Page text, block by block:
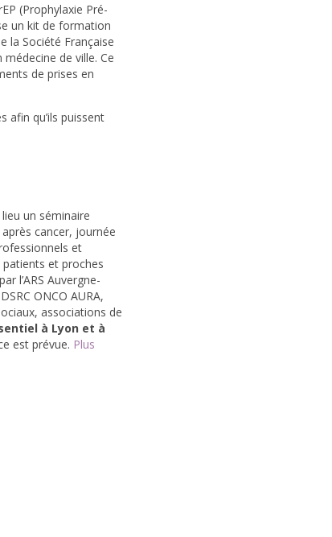
(Prophylaxie Pré-
un kit de formation
la Société Française
de ville. Ce
de prises en
afin qu’ils puissent
un séminaire
cancer, journée
et
et proches
l’ARS Auvergne-
ONCO AURA,
associations de
à Lyon et à
est prévue. Plus